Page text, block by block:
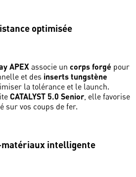
optimisée
APEX associe un corps forgé pour
et des inserts tungstène
la tolérance et le launch.
CATALYST 5.0 Senior, elle favorise
sur vos coups de fer.
intelligente